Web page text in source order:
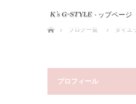
トップページ
ホーム
ブログ一覧
ダイエ
プロフィール